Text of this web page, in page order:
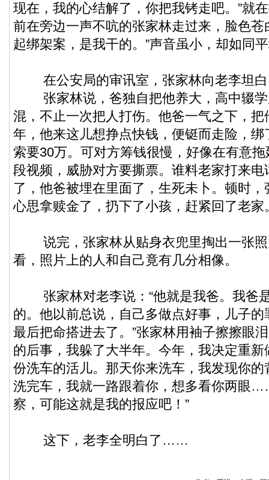
现在，我的心结解了，你把我铐走吧。”就
前在旁边一声不吭的张家林走过来，脸色
起绑架案，是我干的。”声音虽小，却如同
在公安局的审讯室，张家林向老李坦
张家林说，爸独自把他养大，高中辍学
混，不止一次把人打伤。他爸一气之下，
年，他来这儿想挣点快钱，便铤而走险，
索要30万。可对方筹钱很慢，好像在有意
段视频，威胁对方要撕票。谁料老家打来
了，他爸被埋在里面了，生死未卜。顿时
心思拿赎金了，扔下了小孩，赶紧回了老家
说完，张家林从贴身衣兜里掏出一张照
看，照片上的人和自己竟有几分相像。
张家林对老李说：“他就是我爸。我爸
的。他以前总说，自己多做点好事，儿子
最后把命搭进去了。”张家林用袖子擦擦眼
的后事，我躲了大半年。今年，我决定重
份洗车的活儿。那天你来洗车，我发现你
洗完车，我就一路跟着你，想多看你两眼
察，可能这就是我的报应吧！”
这下，老李全明白了……